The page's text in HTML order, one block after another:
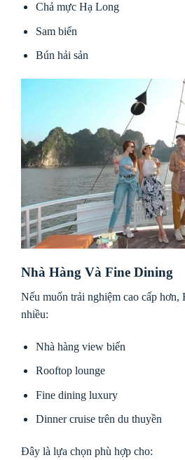
Chả mực Hạ Long
Sam biển
Bún hải sản
Nhà Hàng Và Fine Dining
Nếu muốn trải nghiệm cao cấp hơn,
nhiều:
Nhà hàng view biển
Rooftop lounge
Fine dining luxury
Dinner cruise trên du thuyền
Đây là lựa chọn phù hợp cho: